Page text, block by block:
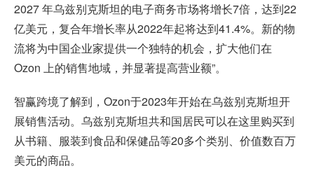
2027 年乌兹别克斯坦的电子商务市场将增长7倍，达到22
亿美元，复合年增长率从2022年起将达到41.4%。新的物
流将为中国企业家提供一个独特的机会，扩大他们在
Ozon 上的销售地域，并显著提高营业额”。
智赢跨境了解到，Ozon于2023年开始在乌兹别克斯坦开
展销售活动。乌兹别克斯坦共和国居民可以在这里购买到
从书籍、服装到食品和保健品等20多个类别、价值数百万
美元的商品。